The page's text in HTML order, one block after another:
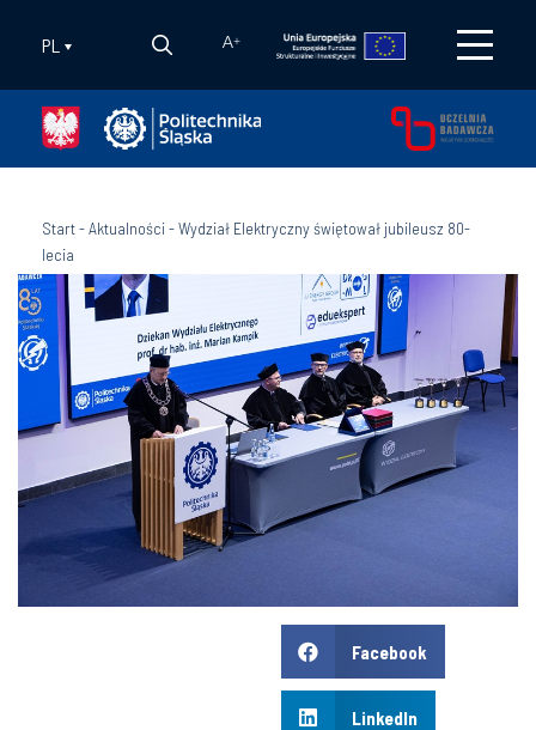
PL A+
Start-Aktualności-Wydział Elektryczny świętował jubileusz 80-
lecia
Facebook
LinkedIn